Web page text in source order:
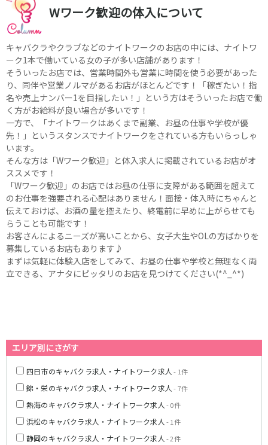
Wワーク歓迎の体入について
キャバクラやクラブなどのナイトワークのお店の中には、ナイトワ
ーク1本で働いている女の子が多い店舗があります！
そういったお店では、営業時間外も営業に時間を使う必要があった
り、同伴や営業ノルマがあるお店がほとんどです！「稼ぎたい！指
名や売上ナンバー1を目指したい！」という方はそういったお店で働
く方がお給料が良い場合が多いです！
一方で、「ナイトワークはあくまで副業、お昼の仕事や学校が優
先！」というスタンスでナイトワークをされている方もいらっしゃ
います。
そんな方は「Wワーク歓迎」と体入求人に掲載されているお店がオ
ススメです！
「Wワーク歓迎」のお店ではお昼の仕事に支障がある範囲を超えて
のお仕事を強要される心配はありません！面接・体入時にちゃんと
伝えておけば、お酒の量を控えたり、終電前に早めに上がらせても
らうことも可能です！
お客さんによるニーズが高いことから、女子大生やOLの方ばかりを
募集しているお店もあります♪
まずは気軽に体験入店をしてみて、お昼の仕事や学校と無理なく両
立できる、アナタにピッタリのお店を見つけてください(*^_^*)
エリア別にさがす
四日市のキャバクラ求人・ナイトワーク求人 - 1件
錦・栄のキャバクラ求人・ナイトワーク求人 - 7件
熱海のキャバクラ求人・ナイトワーク求人 - 0件
浜松のキャバクラ求人・ナイトワーク求人 - 1件
静岡のキャバクラ求人・ナイトワーク求人 - 2件